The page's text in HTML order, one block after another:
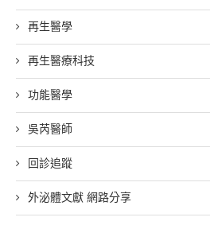
再生醫學
再生醫療科技
功能醫學
吳芮醫師
回診追蹤
外泌體文獻 網路分享